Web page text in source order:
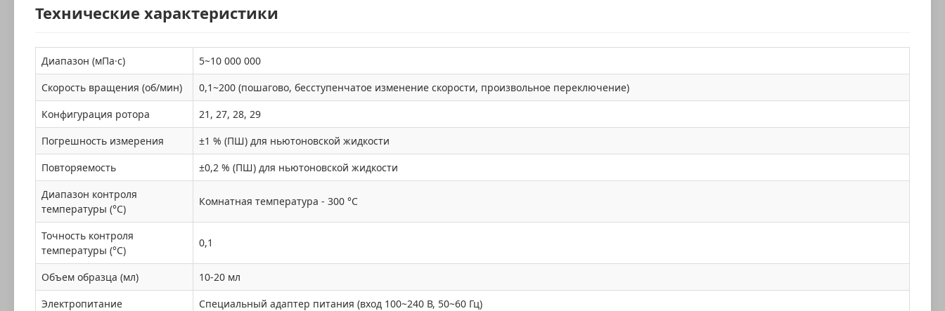
Технические характеристики
Диапазон (мПа·с)
5~10 000 000
Скорость вращения (об/мин)
0,1~200 (пошагово, бесступенчатое изменение скорости, произвольное переключение)
Конфигурация ротора
21, 27, 28, 29
Погрешность измерения
±1 % (ПШ) для ньютоновской жидкости
Повторяемость
±0,2 % (ПШ) для ньютоновской жидкости
Диапазон контроля
температуры (°C)
Комнатная температура - 300 °C
Точность контроля
температуры (°C)
0,1
Объем образца (мл)
10-20 мл
Электропитание
Специальный адаптер питания (вход 100~240 В, 50~60 Гц)